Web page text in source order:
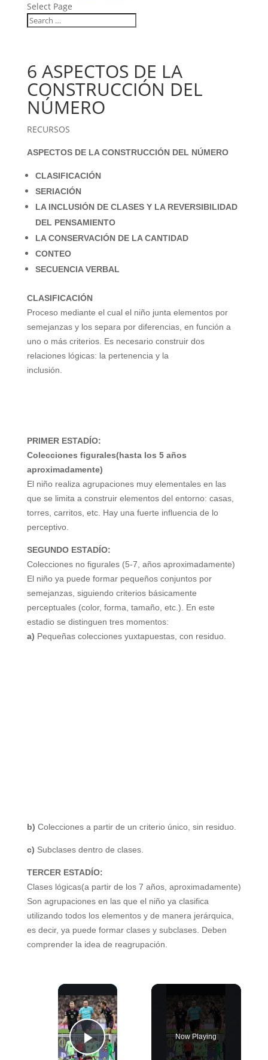
Select Page
6 ASPECTOS DE LA
CONSTRUCCIÓN DEL
NÚMERO
RECURSOS
ASPECTOS DE LA CONSTRUCCIÓN DEL NÚMERO
CLASIFICACIÓN
SERIACIÓN
LA INCLUSIÓN DE CLASES Y LA REVERSIBILIDAD
DEL PENSAMIENTO
LA CONSERVACIÓN DE LA CANTIDAD
CONTEO
SECUENCIA VERBAL
CLASIFICACIÓN
Proceso mediante el cual el niño junta elementos por
semejanzas y los separa por diferencias, en función a
uno o más criterios. Es necesario construir dos
relaciones lógicas: la pertenencia y la
inclusión.
PRIMER ESTADÍO:
Colecciones figurales(hasta los 5 años
aproximadamente)
El niño realiza agrupaciones muy elementales en las
que se limita a construir elementos del entorno: casas,
torres, carritos, etc. Hay una fuerte influencia de lo
perceptivo.
SEGUNDO ESTADÍO:
Colecciones no figurales (5-7, años aproximadamente)
El niño ya puede formar pequeños conjuntos por
semejanzas, siguiendo criterios básicamente
perceptuales (color, forma, tamaño, etc.). En este
estadio se distinguen tres momentos:
a) Pequeñas colecciones yuxtapuestas, con residuo.
b) Colecciones a partir de un criterio único, sin residuo.
c) Subclases dentro de clases.
TERCER ESTADÍO:
Clases lógicas(a partir de los 7 años, aproximadamente)
Son agrupaciones en las que el niño ya clasifica
utilizando todos los elementos y de manera jerárquica,
es decir, ya puede formar clases y subclases. Deben
comprender la idea de reagrupación.
×
Play Video
Now Playing